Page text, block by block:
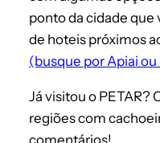
ponto da cidade
de hoteis próximos
(busque por Apiai ou
Já visitou o PETAR?
regiões com